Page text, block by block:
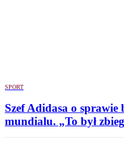
SPORT
Szef Adidasa o
mundialu. „To był